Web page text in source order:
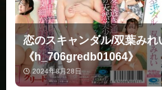
恋のスキャンダル/双葉み
《h_706gredb01064》
2024年8月28日